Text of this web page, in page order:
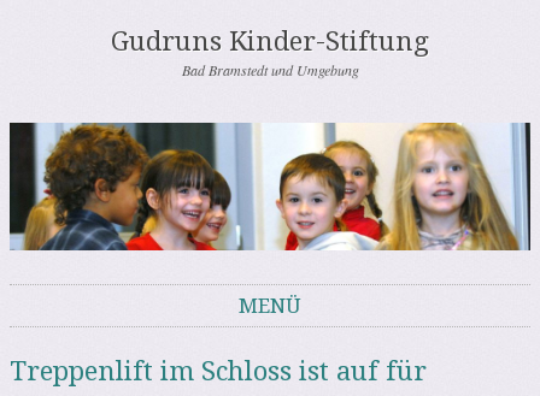
Gudruns Kinder-Stiftung
Bad Bramstedt und Umgebung
MENÜ
Treppenlift im Schloss ist auf für